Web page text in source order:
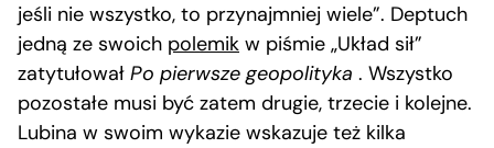
jeśli nie wszystko, to przynajmniej wiele”. Deptuch
jedną ze swoich polemik w piśmie „Układ sił”
zatytułował Po pierwsze geopolityka . Wszystko
pozostałe musi być zatem drugie, trzecie i kolejne.
Lubina w swoim wykazie wskazuje też kilka